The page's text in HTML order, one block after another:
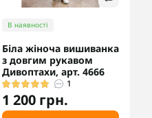
В наявності
Біла жіноча вишиванка
з довгим рукавом
Дивоптахи, арт. 4666
1
1 200 грн.